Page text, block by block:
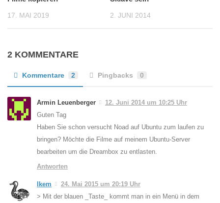
17. MAI 2019 2. JUNI 2014
2 KOMMENTARE
Kommentare 2 Pingbacks 0
Armin Leuenberger
12. Juni 2014 um 10:25 Uhr
Guten Tag
Haben Sie schon versucht Noad auf Ubuntu zum laufen zu
bringen? Möchte die Filme auf meinem Ubuntu-Server
bearbeiten um die Dreambox zu entlasten.
Antworten
Ikem
24. Mai 2015 um 20:19 Uhr
> Mit der blauen _Taste_ kommt man in ein Menü in dem